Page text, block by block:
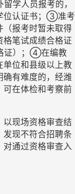
学人员报考的，
位认证书；③准考
报考时暂未取得
笔试成绩合格证
证）；④在编教
单位和县级以上教
确有难度的，经潍
在体检和考察前
现场资格审查结
发现不符合招聘条
通过资格审查入